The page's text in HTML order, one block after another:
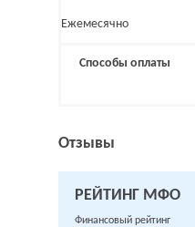
Ежемесячно
Способы оплаты
Отзывы
РЕЙТИНГ МФО
Финансовый рейтинг